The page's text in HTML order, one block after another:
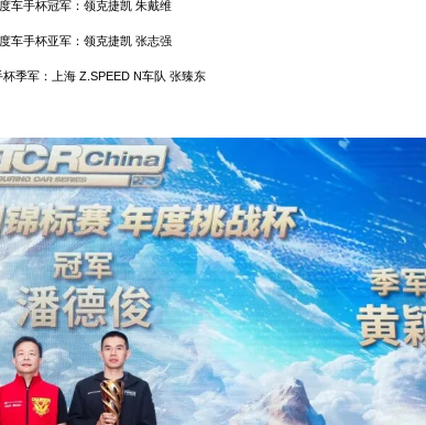
车手杯冠军：领克捷凯 朱戴维
车手杯亚军：领克捷凯 张志强
杯季军：上海 Z.SPEED N车队 张臻东